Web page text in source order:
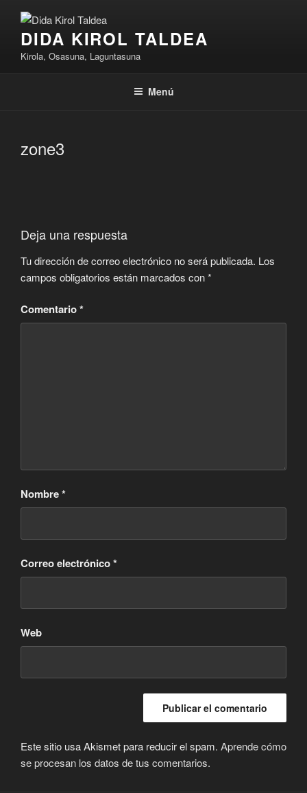
contenidoDIDA KIROL TALDEA
Kirola, Osasuna, Laguntasuna
Menú
zone3
Deja una respuesta
Tu dirección de correo electrónico no será publicada. Los
campos obligatorios están marcados con*
Comentario*
Nombre*
Correo electrónico*
Web
Este sitio usa Akismet para reducir el spam. Aprende cómo
se procesan los datos de tus comentarios.